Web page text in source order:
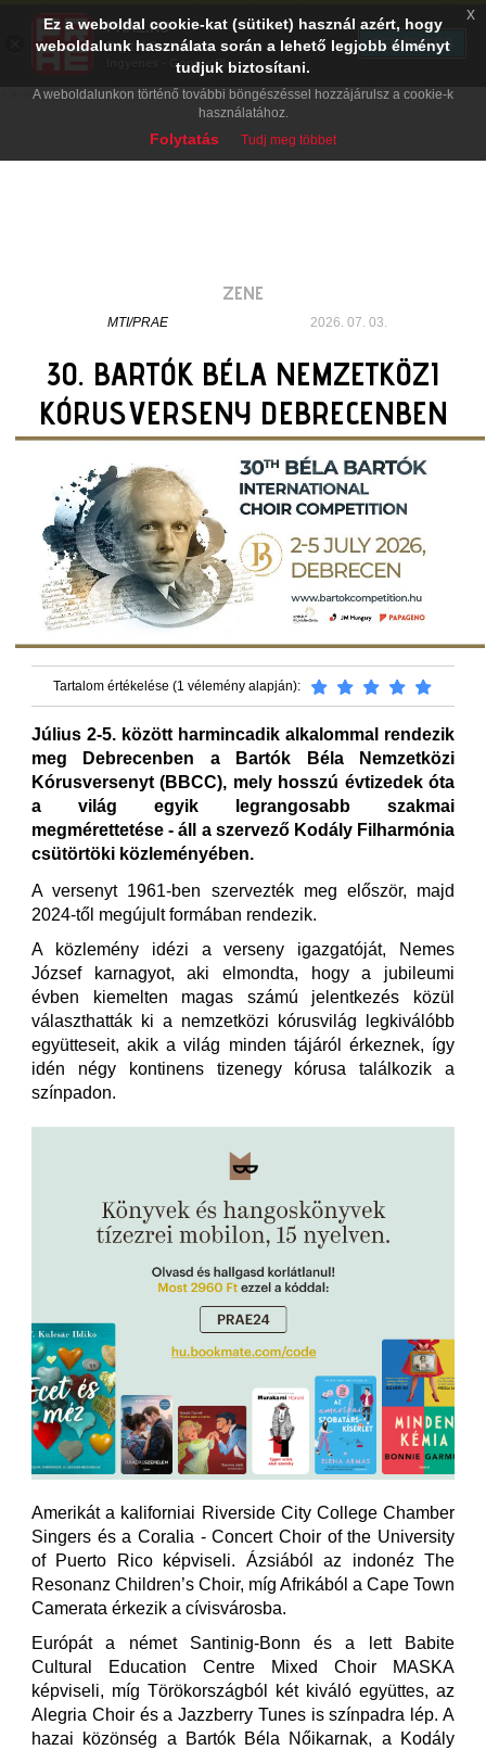
ZENE
MTI/PRAE 2026. 07. 03.
30. BARTÓK BÉLA NEMZETKÖZI
KÓRUSVERSENY DEBRECENBEN
Tartalom értékelése (1 vélemény alapján):
Július 2-5. között harmincadik alkalommal rendezik
meg Debrecenben a Bartók Béla Nemzetközi
Kórusversenyt (BBCC), mely hosszú évtizedek óta
a világ egyik legrangosabb szakmai
megmérettetése - áll a szervező Kodály Filharmónia
csütörtöki közleményében.
A versenyt 1961-ben szervezték meg először, majd
2024-től megújult formában rendezik.
A közlemény idézi a verseny igazgatóját, Nemes
József karnagyot, aki elmondta, hogy a jubileumi
évben kiemelten magas számú jelentkezés közül
választhatták ki a nemzetközi kórusvilág legkiválóbb
együtteseit, akik a világ minden tájáról érkeznek, így
idén négy kontinens tizenegy kórusa találkozik a
színpadon.
Amerikát a kaliforniai Riverside City College Chamber
Singers és a Coralia - Concert Choir of the University
of Puerto Rico képviseli. Ázsiából az indonéz The
Resonanz Children’s Choir, míg Afrikából a Cape Town
Camerata érkezik a cívisvárosba.
Európát a német Santinig-Bonn és a lett Babite
Cultural Education Centre Mixed Choir MASKA
képviseli, míg Törökországból két kiváló együttes, az
Alegria Choir és a Jazzberry Tunes is színpadra lép. A
hazai közönség a Bartók Béla Nőikarnak, a Kodály
Ez a weboldal cookie-kat (sütiket) használ azért, hogy
weboldalunk használata során a lehető legjobb élményt
tudjuk biztosítani.
A weboldalunkon történő további böngészéssel hozzájárulsz a cookie-k
használatához.
Folytatás Tudj meg többet
x
PRAE.HU
Digital Evolution
Ingyenes - Google Play
TELEPÍTÉS